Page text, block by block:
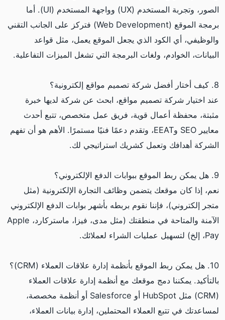
الصور، وتجربة المستخدم (UX) وواجهة المستخدم (UI). أما
برمجة الموقع (Web Development) فتركز على الجانب التقني
والوظيفي، أي الكود الذي يجعل الموقع يعمل، مثل قواعد
البيانات، الخوادم، ولغات البرمجة التي تشغل الميزات التفاعلية.
8. كيف أختار أفضل شركة تصميم مواقع إلكترونية؟
عند اختيار شركة تصميم مواقع، ابحث عن شركة لديها خبرة
مثبتة، محفظة أعمال قوية، فريق عمل متخصص، تتبع أحدث
معايير SEO وEEAT، وتقدم دعمًا فنيًا مستمرًا. الأهم هو أن تفهم
الشركة أهدافك وتعمل كشريك استراتيجي لك.
9. هل يمكن ربط الموقع ببوابات الدفع الإلكتروني؟
نعم، إذا كان موقعك يتضمن وظائف التجارة الإلكترونية (مثل
متجر إلكتروني)، فإننا نقوم بربطه بأشهر بوابات الدفع الإلكتروني
الآمنة والمتاحة في منطقتك (مثل مدى، فيزا، ماستركارد، Apple
Pay، إلخ) لتسهيل عمليات الشراء لعملائك.
10. هل يمكن ربط الموقع بأنظمة إدارة علاقات العملاء (CRM)؟
بالتأكيد. يمكننا دمج موقعك مع أنظمة إدارة علاقات العملاء
(CRM) مثل HubSpot أو Salesforce أو أنظمة مخصصة،
لمساعدتك في تتبع العملاء المحتملين، إدارة بيانات العملاء،